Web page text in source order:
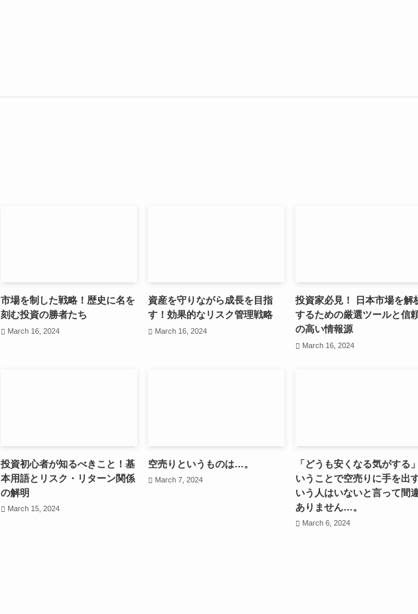
市場を制した戦略！歴史に名を
刻む投資の勝者たち
March 16, 2024
資産を守りながら成長を目指
す！効果的なリスク管理戦略
March 16, 2024
投資家必見！ 日本市場を解
するための厳選ツールと信
の高い情報源
March 16, 2024
投資初心者が知るべきこと！基
本用語とリスク・リターン関係
の解明
March 15, 2024
空売りというものは…。
March 7, 2024
「どうも安くなる気がする
いうことで空売りに手を出
いう人はいないと言って間
ありません…。
March 6, 2024